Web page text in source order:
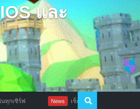
และ
News เช็คด่วน! Resident Evil 7 เผยความต้อง